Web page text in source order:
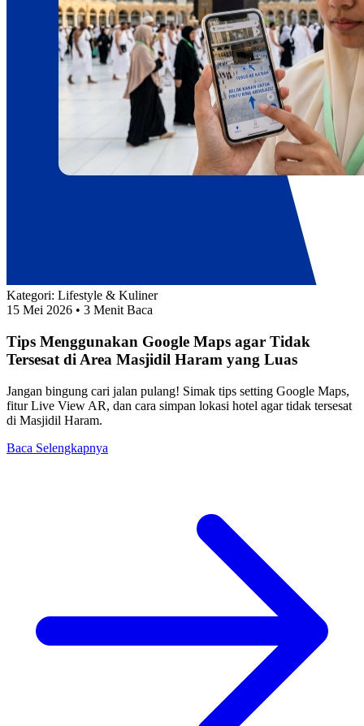
Kategori: Lifestyle & Kuliner
15 Mei 2026 • 3 Menit Baca
Tips Menggunakan Google Maps agar Tidak
Tersesat di Area Masjidil Haram yang Luas
Jangan bingung cari jalan pulang! Simak tips setting Google Maps,
fitur Live View AR, dan cara simpan lokasi hotel agar tidak tersesat
di Masjidil Haram.
Baca Selengkapnya